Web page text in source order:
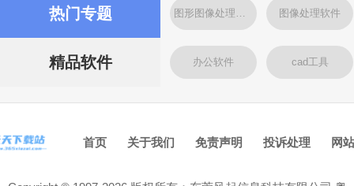
热门专题
精品软件
图形图像处理软件 图像处理软件
办公软件 cad工具
首页 关于我们 免责声明 投诉处理 网